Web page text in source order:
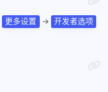
更多设置 → 开发者选项